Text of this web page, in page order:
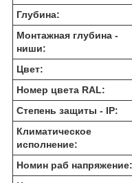
Глубина:
Монтажная глубина -
ниши:
Цвет:
Номер цвета RAL:
Степень защиты - IP:
Климатическое
исполнение:
Номин раб напряжение: